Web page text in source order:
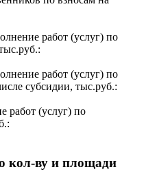
работ (услуг) по
работ (услуг) по
субсидии, тыс.руб.:
работ (услуг) по
кол-ву и площади